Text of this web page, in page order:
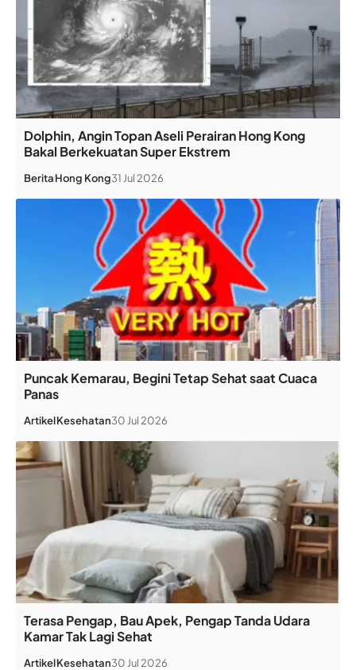
Dolphin, Angin Topan Aseli Perairan Hong Kong
Bakal Berkekuatan Super Ekstrem
BeritaHong Kong31 Jul 2026
Puncak Kemarau, Begini Tetap Sehat saat Cuaca
Panas
ArtikelKesehatan30 Jul 2026
Terasa Pengap, Bau Apek, Pengap Tanda Udara
Kamar Tak Lagi Sehat
ArtikelKesehatan30 Jul 2026